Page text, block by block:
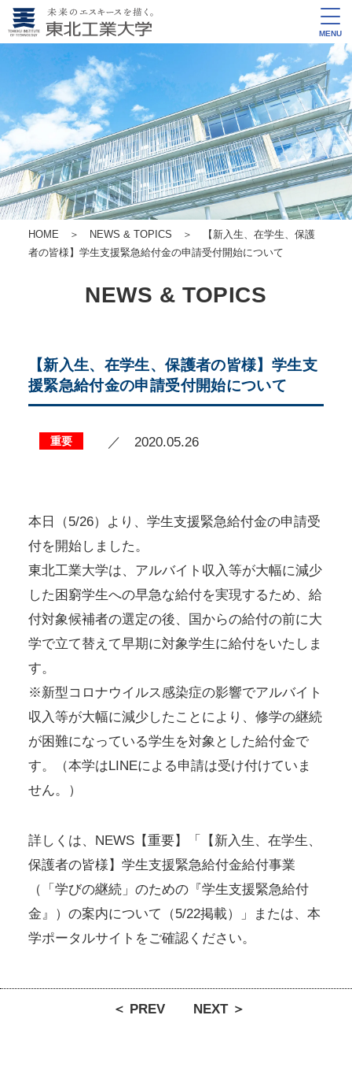
MENU
HOME ＞ NEWS & TOPICS ＞ 【新入生、在学生、保護
者の皆様】学生支援緊急給付金の申請受付開始について
NEWS & TOPICS
【新入生、在学生、保護者の皆様】学生支
援緊急給付金の申請受付開始について
重要 ／ 2020.05.26
本日（5/26）より、学生支援緊急給付金の申請受
付を開始しました。
東北工業大学は、アルバイト収入等が大幅に減少
した困窮学生への早急な給付を実現するため、給
付対象候補者の選定の後、国からの給付の前に大
学で立て替えて早期に対象学生に給付をいたしま
す。
※新型コロナウイルス感染症の影響でアルバイト
収入等が大幅に減少したことにより、修学の継続
が困難になっている学生を対象とした給付金で
す。（本学はLINEによる申請は受け付けていま
せん。）
詳しくは、NEWS【重要】「【新入生、在学生、
保護者の皆様】学生支援緊急給付金給付事業
（「学びの継続」のための『学生支援緊急給付
金』）の案内について（5/22掲載）」または、本
学ポータルサイトをご確認ください。
＜ PREV NEXT ＞